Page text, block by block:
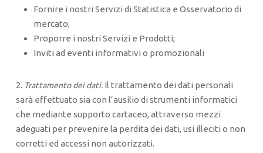
Fornire i nostri Servizi di Statistica e Osservatorio di
mercato;
Proporre i nostri Servizi e Prodotti;
Inviti ad eventi informativi o promozionali
2. Trattamento dei dati.Il trattamento dei dati personali
sarà effettuato sia con l’ausilio di strumenti informatici
che mediante supporto cartaceo, attraverso mezzi
adeguati per prevenire la perdita dei dati, usi illeciti o non
corretti ed accessi non autorizzati.